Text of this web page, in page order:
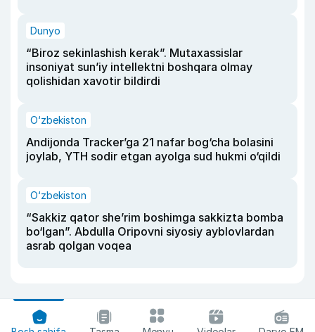
Dunyo
“Biroz sekinlashish kerak”. Mutaxassislar
insoniyat sun’iy intellektni boshqara olmay
qolishidan xavotir bildirdi
O‘zbekiston
Andijonda Tracker’ga 21 nafar bog‘cha bolasini
joylab, YTH sodir etgan ayolga sud hukmi o‘qildi
O‘zbekiston
“Sakkiz qator she’rim boshimga sakkizta bomba
bo‘lgan”. Abdulla Oripovni siyosiy ayblovlardan
asrab qolgan voqea